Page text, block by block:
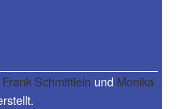
Frank Schmittlein und Monika